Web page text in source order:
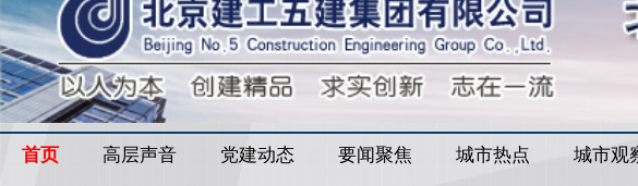
首页 高层声音 党建动态 要闻聚焦 城市热点 城市观